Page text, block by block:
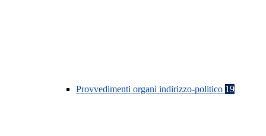
Provvedimenti organi indirizzo-politico 19